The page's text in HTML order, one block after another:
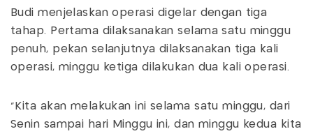
Budi menjelaskan operasi digelar dengan tiga
tahap. Pertama dilaksanakan selama satu minggu
penuh, pekan selanjutnya dilaksanakan tiga kali
operasi, minggu ketiga dilakukan dua kali operasi.
"Kita akan melakukan ini selama satu minggu, dari
Senin sampai hari Minggu ini, dan minggu kedua kita